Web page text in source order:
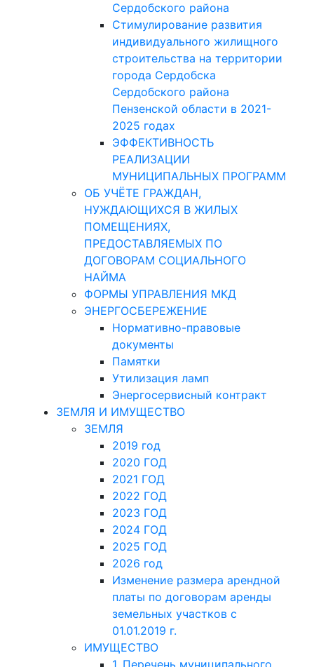
Сердобского района
Стимулирование развития
индивидуального жилищного
строительства на территории
города Сердобска
Сердобского района
Пензенской области в 2021-
2025 годах
ЭФФЕКТИВНОСТЬ
РЕАЛИЗАЦИИ
МУНИЦИПАЛЬНЫХ ПРОГРАММ
ОБ УЧЁТЕ ГРАЖДАН,
НУЖДАЮЩИХСЯ В ЖИЛЫХ
ПОМЕЩЕНИЯХ,
ПРЕДОСТАВЛЯЕМЫХ ПО
ДОГОВОРАМ СОЦИАЛЬНОГО
НАЙМА
ФОРМЫ УПРАВЛЕНИЯ МКД
ЭНЕРГОСБЕРЕЖЕНИЕ
Нормативно-правовые
документы
Памятки
Утилизация ламп
Энергосервисный контракт
ЗЕМЛЯ И ИМУЩЕСТВО
ЗЕМЛЯ
2019 год
2020 ГОД
2021 ГОД
2022 ГОД
2023 ГОД
2024 ГОД
2025 ГОД
2026 год
Изменение размера арендной
платы по договорам аренды
земельных участков с
01.01.2019 г.
ИМУЩЕСТВО
1. Перечень муниципального